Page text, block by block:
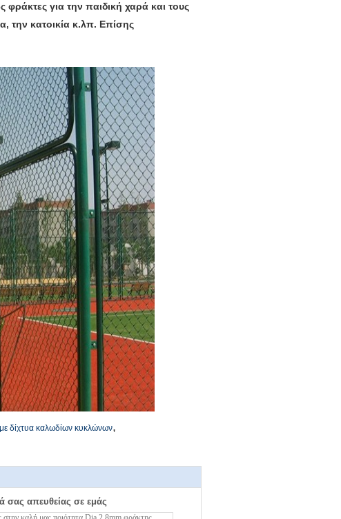
για την παιδική χαρά και τους
την κατοικία κ.λπ. Επίσης
δίχτυα καλωδίων κυκλώνων,
σας απευθείας σε εμάς